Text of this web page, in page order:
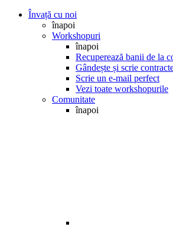
Învață cu noi
înapoi
Workshopuri
înapoi
Recuperează banii de la
Gândește și scrie
Scrie un e-mail perfect
Vezi toate workshopurile
Comunitate
înapoi